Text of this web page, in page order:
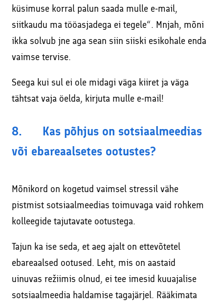
küsimuse korral palun saada mulle e-mail,
siitkaudu ma tööasjadega ei tegele“. Mnjah, mõni
ikka solvub jne aga sean siin siiski esikohale enda
vaimse tervise.
Seega kui sul ei ole midagi väga kiiret ja väga
tähtsat vaja öelda, kirjuta mulle e-mail!
8. Kas põhjus on sotsiaalmeedias
või ebareaalsetes ootustes?
Mõnikord on kogetud vaimsel stressil vähe
pistmist sotsiaalmeedias toimuvaga vaid rohkem
kolleegide tajutavate ootustega.
Tajun ka ise seda, et aeg ajalt on ettevõtetel
ebareaalsed ootused. Leht, mis on aastaid
uinuvas režiimis olnud, ei tee imesid kuuajalise
sotsiaalmeedia haldamise tagajärjel. Rääkimata